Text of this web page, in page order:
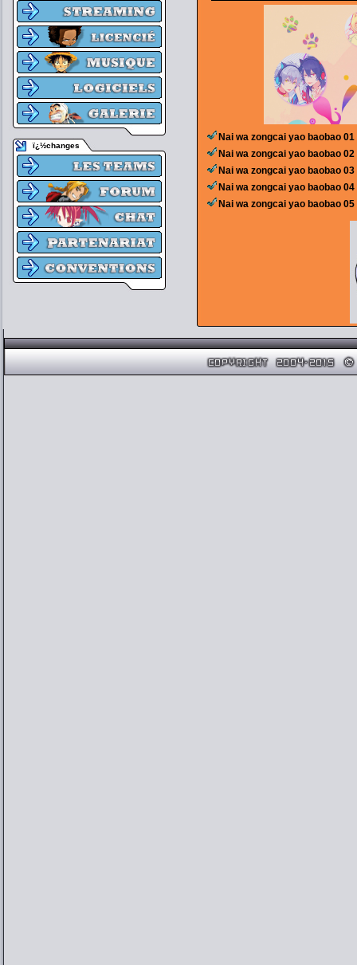
ï¿½changes
Nai wa zongcai yao baobao 01
Nai wa zongcai yao baobao 02
Nai wa zongcai yao baobao 03
Nai wa zongcai yao baobao 04
Nai wa zongcai yao baobao 05